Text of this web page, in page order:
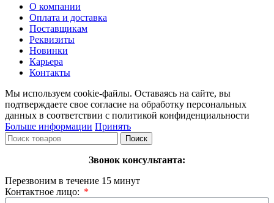
О компании
Оплата и доставка
Поставщикам
Реквизиты
Новинки
Карьера
Контакты
Мы используем cookie-файлы. Оставаясь на сайте, вы
подтверждаете свое согласие на обработку персональных
данных в соответствии с политикой конфиденциальности
Больше информации Принять
Поиск
Звонок консультанта:
Перезвоним в течение 15 минут
Контактное лицо: